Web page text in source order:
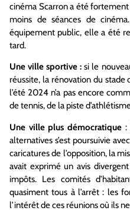
cinéma Scarron a été
moins de séances de
équipement public, elle a été
tard.
Une ville sportive : si le
réussite, la rénovation du stade
l’été 2024 n’a pas encore
de tennis, de la piste
Une ville plus démocratique :
alternatives s’est poursuivie
caricatures de l’opposition, la
avait exprimé un avis
impôts. Les comités
quasiment tous à l’arrêt : les
l’intérêt de ces réunions où ils